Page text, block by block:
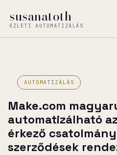
tartalomhoz
susanatoth
ÜZLETI AUTOMATIZÁLÁS
AUTOMATIZÁLÁS
Make.com
automatizálható
érkező
szerződések